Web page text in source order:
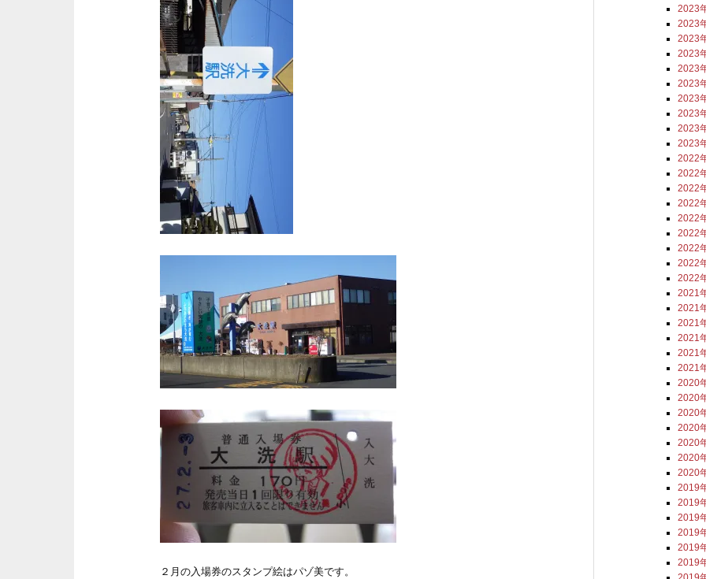
２月の入場券のスタンプ絵はパゾ美です。
2023
2023
2023
2023
2023
2023
2023
2023
2023
2023
2022
2022
2022
2022
2022
2022
2022
2022
2022
2021
2021
2021
2021
2021
2021
2020
2020
2020
2020
2020
2020
2020
2019
2019
2019
2019
2019
2019